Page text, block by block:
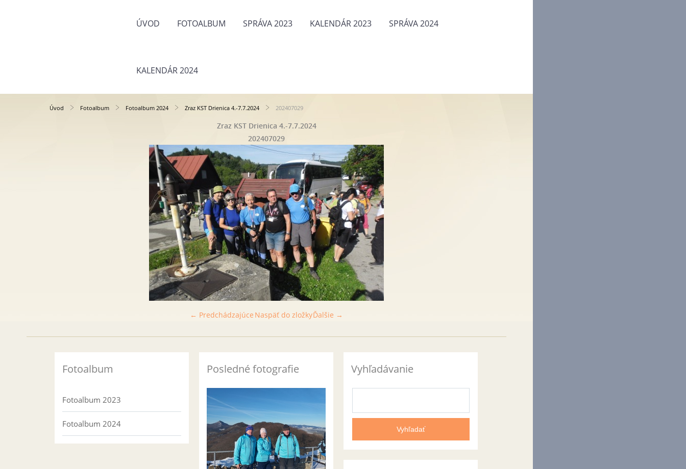
ÚVOD FOTOALBUM SPRÁVA 2023 KALENDÁR 2023 SPRÁVA 2024
KALENDÁR 2024
Úvod Fotoalbum Fotoalbum 2024 Zraz KST Drienica 4.-7.7.2024 202407029
Zraz KST Drienica 4.-7.7.2024
202407029
← Predchádzajúce Ďalšie →
Naspäť do zložky
Fotoalbum
Fotoalbum 2023
Fotoalbum 2024
Posledné fotografie Vyhľadávanie